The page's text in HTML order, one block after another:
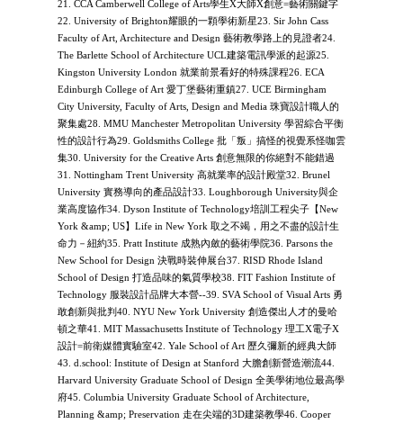
21. CCA Camberwell College of Arts學生X大師X創意=藝術關鍵字
22. University of Brighton耀眼的一顆學術新星23. Sir John Cass
Faculty of Art, Architecture and Design 藝術教學路上的見證者24.
The Barlette School of Architecture UCL建築電訊學派的起源25.
Kingston University London 就業前景看好的特殊課程26. ECA
Edinburgh College of Art 愛丁堡藝術重鎮27. UCE Birmingham
City University, Faculty of Arts, Design and Media 珠寶設計職人的
聚集處28. MMU Manchester Metropolitan University 學習綜合平衡
性的設計行為29. Goldsmiths College 批「叛」搞怪的視覺系怪咖雲
集30. University for the Creative Arts 創意無限的你絕對不能錯過
31. Nottingham Trent University 高就業率的設計殿堂32. Brunel
University 實務導向的產品設計33. Loughborough University與企
業高度協作34. Dyson Institute of Technology培訓工程尖子【New
York &amp; US】Life in New York 取之不竭，用之不盡的設計生
命力－紐約35. Pratt Institute 成熟內斂的藝術學院36. Parsons the
New School for Design 決戰時裝伸展台37. RISD Rhode Island
School of Design 打造品味的氣質學校38. FIT Fashion Institute of
Technology 服裝設計品牌大本營--39. SVA School of Visual Arts 勇
敢創新與批判40. NYU New York University 創造傑出人才的曼哈
頓之華41. MIT Massachusetts Institute of Technology 理工X電子X
設計=前衛媒體實驗室42. Yale School of Art 歷久彌新的經典大師
43. d.school: Institute of Design at Stanford 大膽創新營造潮流44.
Harvard University Graduate School of Design 全美學術地位最高學
府45. Columbia University Graduate School of Architecture,
Planning &amp; Preservation 走在尖端的3D建築教學46. Cooper